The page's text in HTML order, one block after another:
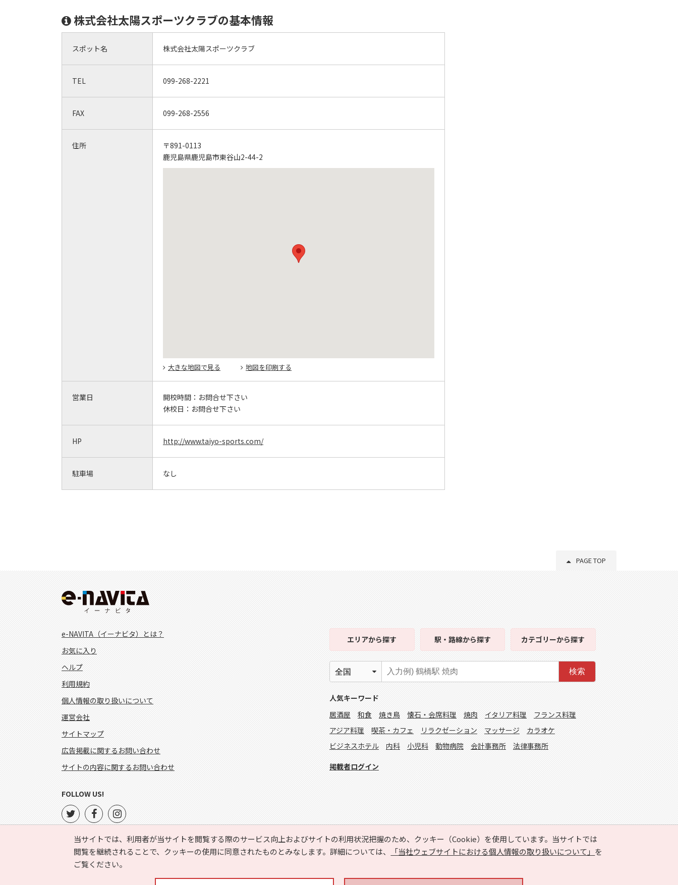
株式会社太陽スポーツクラブの基本情報
スポット名 株式会社太陽スポーツクラブ
TEL 099-268-2221
FAX 099-268-2556
住所
〒891-0113
鹿児島県鹿児島市東谷山2-44-2
大きな地図で見る 地図を印刷する
営業日 開校時間： お問合せ下さい
休校日： お問合せ下さい
HP http://www.taiyo-sports.com/
駐車場 なし
PAGE TOP
当サイトでは、利用者が当サイトを閲覧する際のサービス向上およびサイトの利用状況把握のため、クッキー（Cookie）を使用しています。当サイトでは
閲覧を継続されることで、クッキーの使用に同意されたものとみなします。詳細については、
「当社ウェブサイトにおける個人情報の取り扱いについて」 を
ご覧ください。
e-NAVITA（イーナビタ）とは？
お気に入り
ヘルプ
利用規約
個人情報の取り扱いについて
運営会社
サイトマップ
広告掲載に関するお問い合わせ
サイトの内容に関するお問い合わせ
エリアから探す 駅・路線から探す カテゴリーから探す
検索
人気キーワード
居酒屋
和食 焼き鳥 懐石・会席料理 焼肉 イタリア料理
フランス料理
アジア料理
喫茶・カフェ リラクゼーション マッサージ
カラオケ
ビジネスホテル
内科 小児科 動物病院 会計事務所 法律事務所
掲載者ログイン
FOLLOW US!
Copyright © HYOJITO.Co.,Ltd. All Rights Reserved.